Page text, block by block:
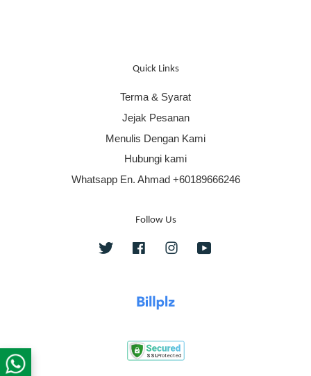
Quick Links
Terma & Syarat
Jejak Pesanan
Menulis Dengan Kami
Hubungi kami
Whatsapp En. Ahmad +60189666246
Follow Us
Twitter FacebookInstagram